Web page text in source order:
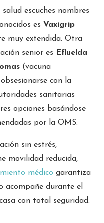
escuches nombres
es Vaxigrip
muy extendida. Otra
senior es
Efluelda
(vacuna
con la
sanitarias
opciones basándose
por la OMS.
sin estrés,
movilidad reducida,
médico garantiza
acompañe durante el
con total seguridad.